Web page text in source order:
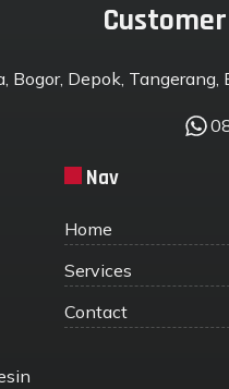
Bogor, Depok,
Nav
Home
Services
Contact